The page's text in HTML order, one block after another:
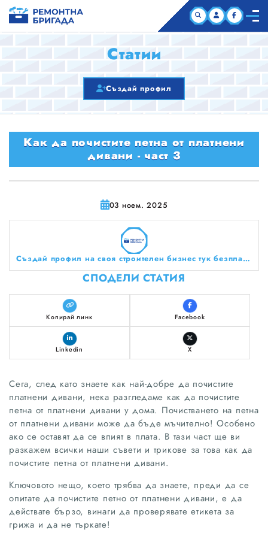
НАЧАЛО
КОМПАНИИ
ЗА НАС
Статии
Създай профил
Как да почистите петна от платнени
дивани - част 3
03 ноем. 2025
Създай профил на своя строителен бизнес тук безплатно!
СПОДЕЛИ СТАТИЯ
Копирай линк Facebook
Linkedin X
Сега, след като знаете как най-добре да почистите
платнени дивани, нека разгледаме как да почистите
петна от платнени дивани у дома. Почистването на петна
от платнени дивани може да бъде мъчително! Особено
ако се оставят да се впият в плата. В тази част ще ви
разкажем всички наши съвети и трикове за това как да
почистите петна от платнени дивани.
Ключовото нещо, което трябва да знаете, преди да се
опитате да почистите петно ​​от платнени дивани, е да
действате бързо, винаги да проверявате етикета за
грижа и да не търкате!